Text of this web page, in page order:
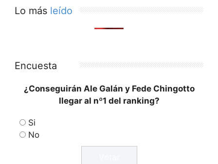
Lo más leído
Encuesta
¿Conseguirán Ale Galán y Fede Chingotto
llegar al nº1 del ranking?
Si
No